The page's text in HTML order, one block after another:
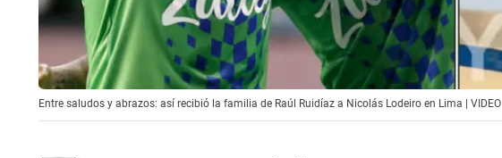
Entre saludos y abrazos: así recibió la familia de Raúl Ruidíaz a Nicolás Lodeiro en Lima | VIDEO